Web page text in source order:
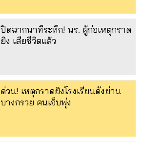
ปิดฉากนาทีระทึก! นร. ผู้ก่อเหตุกราด
ยิง เสียชีวิตแล้ว
ด่วน! เหตุกราดยิงโรงเรียนดังย่าน
บางกรวย คนเจ็บพุ่ง